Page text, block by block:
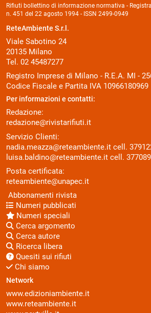
Rifiuti bollettino di informazione normativa -
n. 451 del 22 agosto 1994 - ISSN 2499-0949
ReteAmbiente S.r.l.
Viale Sabotino 24
20135 Milano
Tel. 02 45487277
Registro Imprese di Milano - R.E.A. MI -
Codice Fiscale e Partita IVA 10966180969
Per informazioni e contatti:
Redazione:
redazione@rivistarifiuti.it
Servizio Clienti:
nadia.meazza@reteambiente.it cell.
luisa.baldino@reteambiente.it cell.
Posta certificata:
reteambiente@unapec.it
Abbonamenti rivista
Numeri pubblicati
Numeri speciali
Cerca argomento
Cerca autore
Ricerca libera
Quesiti sui rifiuti
Chi siamo
Network
www.edizioniambiente.it
www.reteambiente.it